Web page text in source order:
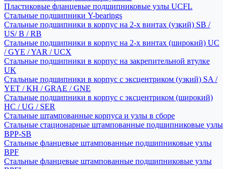
Пластиковые фланцевые подшипниковые узлы UCFL
Стальные подшипники Y-bearings
Стальные подшипники в корпус на 2-х винтах (узкий) SB /
US/ B / RB
Стальные подшипники в корпус на 2-х винтах (широкий) UC
/ GYE / YAR / UCX
Стальные подшипники в корпус на закрепительной втулке
UK
Стальные подшипники в корпус с эксцентриком (узкий) SA /
YET / KH / GRAE / GNE
Стальные подшипники в корпус с эксцентриком (широкий)
HC / UG / SER
Стальные штампованные корпуса и узлы в сборе
Стальные стационарные штампованные подшипниковые узлы
BPP-SB
Стальные фланцевые штампованные подшипниковые узлы
BPF
Стальные фланцевые штампованные подшипниковые узлы